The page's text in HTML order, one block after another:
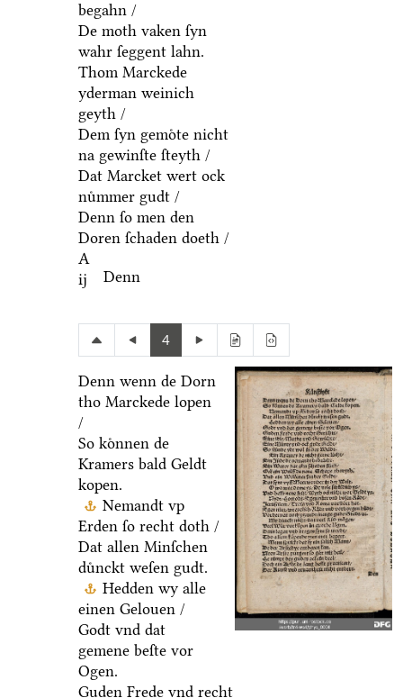
begahn /
De moth vaken ſyn
wahr ſeggent lahn.
Thom Marckede
yderman weinich
geyth /
Dem ſyn gemoͤte nicht
na gewinſte ſteyth /
Dat Marcket wert ock
nuͤmmer gudt /
Denn ſo men den
Doren ſchaden doeth /
A
ij
Denn
4
Denn wenn de Dorn
tho Marckede lopen
/
So koͤnnen de
Kramers bald Geldt
kopen.
Nemandt vp
Erden ſo recht doth /
Dat allen Minſchen
duͤnckt weſen gudt.
Hedden wy alle
einen Gelouen /
Godt vnd dat
gemene beſte vor
Ogen.
Guden Frede vnd recht